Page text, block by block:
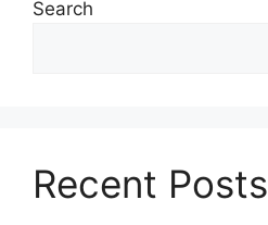
Search
Recent Posts